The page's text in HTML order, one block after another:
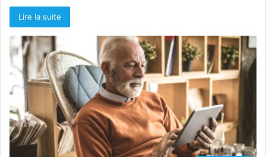
Lire la suite